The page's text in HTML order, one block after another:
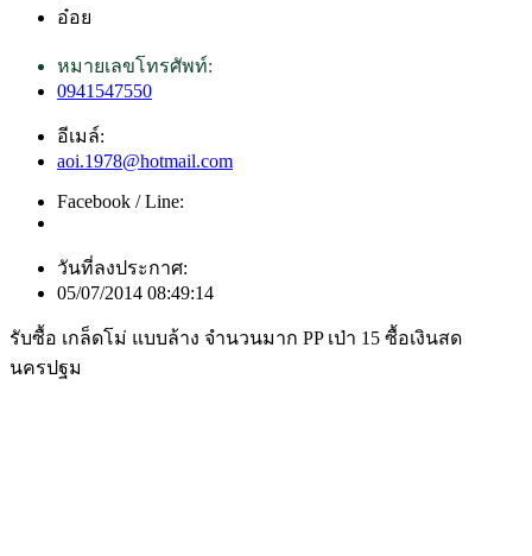
อ๋อย
หมายเลขโทรศัพท์:
0941547550
อีเมล์:
aoi.1978@hotmail.com
Facebook / Line:
วันที่ลงประกาศ:
05/07/2014 08:49:14
รับซื้อ เกล็ดโม่ แบบล้าง จำนวนมาก PP เป่า 15 ซื้อเงินสด
นครปฐม